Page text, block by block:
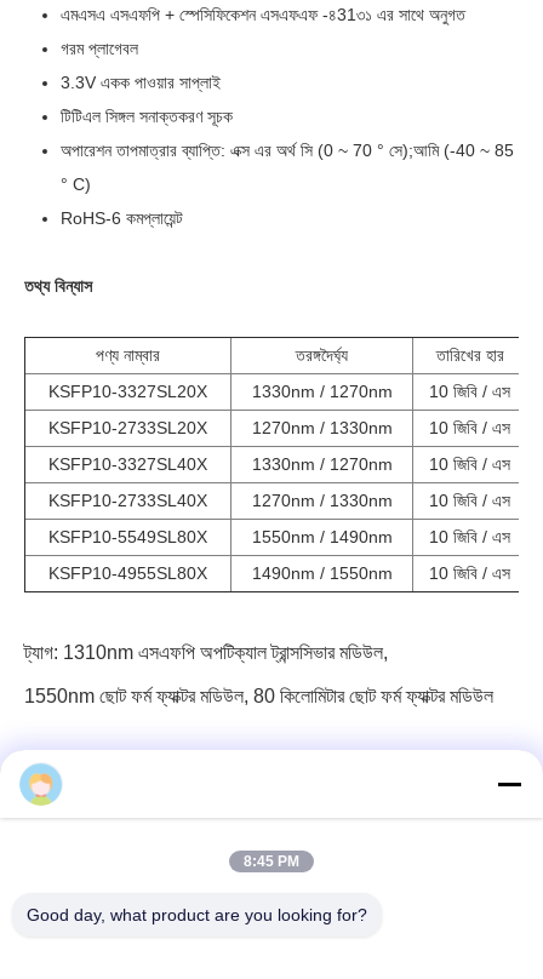
এমএসএ এসএফপি + স্পেসিফিকেশন এসএফএফ -৪31৩১ এর সাথে অনুগত
গরম প্লাগেবল
3.3V একক পাওয়ার সাপ্লাই
টিটিএল সিঙ্গল সনাক্তকরণ সূচক
অপারেশন তাপমাত্রার ব্যাপ্তি: এক্স এর অর্থ সি (0 ~ 70 ° সে);আমি (-40 ~ 85
° C)
RoHS-6 কমপ্লায়েন্ট
তথ্য বিন্যাস
পণ্য নাম্বার তরঙ্গদৈর্ঘ্য
তারিখের হার
KSFP10-3327SL20X
1330nm / 1270nm
10 জিবি / এস
KSFP10-2733SL20X
1270nm / 1330nm
10 জিবি / এস
KSFP10-3327SL40X
1330nm / 1270nm
10 জিবি / এস
KSFP10-2733SL40X
1270nm / 1330nm
10 জিবি / এস
KSFP10-5549SL80X
1550nm / 1490nm
10 জিবি / এস
KSFP10-4955SL80X
1490nm / 1550nm 10 জিবি / এস
ট্যাগ: 1310nm এসএফপি অপটিক্যাল ট্রান্সসিভার মডিউল,
1550nm ছোট ফর্ম ফ্যাক্টর মডিউল, 80 কিলোমিটার ছোট ফর্ম ফ্যাক্টর মডিউল
৩ এফ, ব্লক ৭, জিএস পার্ক, উহো ব্লাভ, গুয়ানলান লংহুয়া, শেনজেন চীন
ই-মেইল: fanny@opticking.com
8:45 PM
Good day, what product are you looking for?